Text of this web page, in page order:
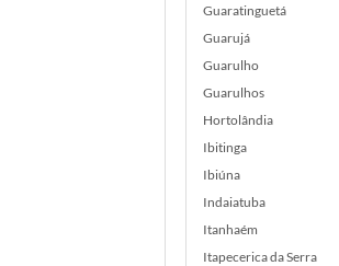
Guaratinguetá
Guarujá
Guarulho
Guarulhos
Hortolândia
Ibitinga
Ibiúna
Indaiatuba
Itanhaém
Itapecerica da Serra